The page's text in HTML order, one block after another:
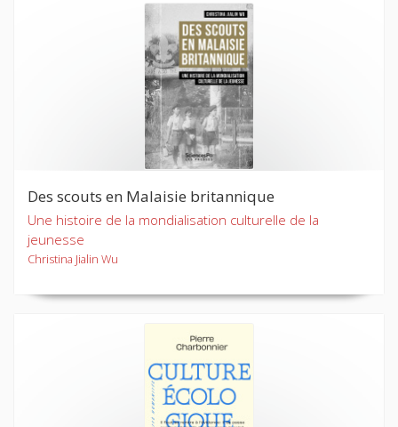
Des scouts en Malaisie britannique
Une histoire de la mondialisation culturelle de la
jeunesse
Christina Jialin Wu